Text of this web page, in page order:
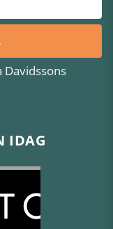
Davidssons
IDAG